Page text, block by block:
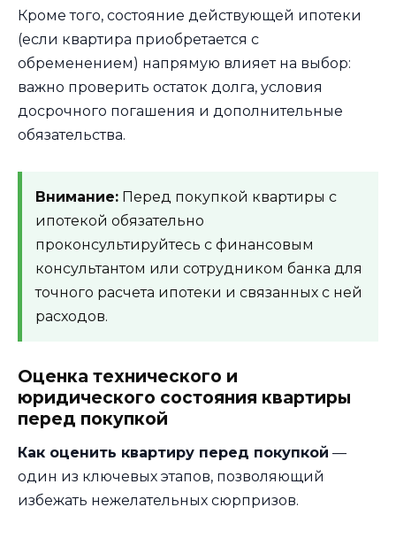
Кроме того, состояние действующей ипотеки
(если квартира приобретается с
обременением) напрямую влияет на выбор:
важно проверить остаток долга, условия
досрочного погашения и дополнительные
обязательства.
Внимание: Перед покупкой квартиры с
ипотекой обязательно
проконсультируйтесь с финансовым
консультантом или сотрудником банка для
точного расчета ипотеки и связанных с ней
расходов.
Оценка технического и
юридического состояния квартиры
перед покупкой
Как оценить квартиру перед покупкой —
один из ключевых этапов, позволяющий
избежать нежелательных сюрпризов.